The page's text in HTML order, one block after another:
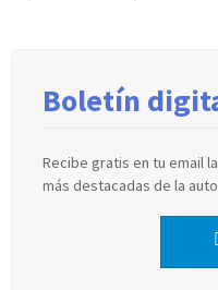
Boletín
Recibe gratis en tu email
más destacadas de la